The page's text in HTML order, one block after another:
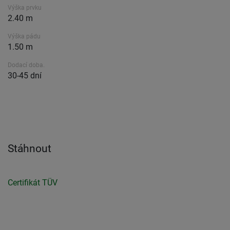
Výška prvku
2.40 m
Výška pádu
1.50 m
Dodací doba.
30-45 dní
Stáhnout
Certifikát TÜV